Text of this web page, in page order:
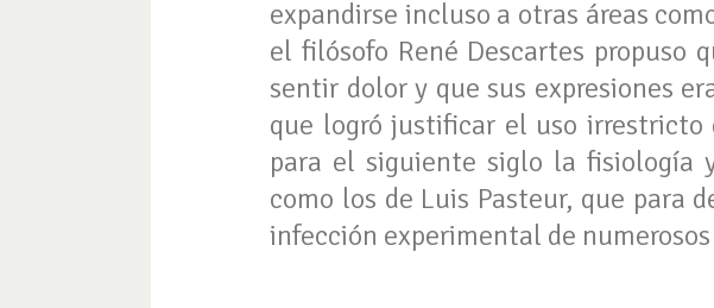
expandirse incluso a otras áreas
el filósofo René Descartes propuso
sentir dolor y que sus expresiones
que logró justificar el uso irrestricto
para el siguiente siglo la fisiología
como los de Luis Pasteur, que para
infección experimental de